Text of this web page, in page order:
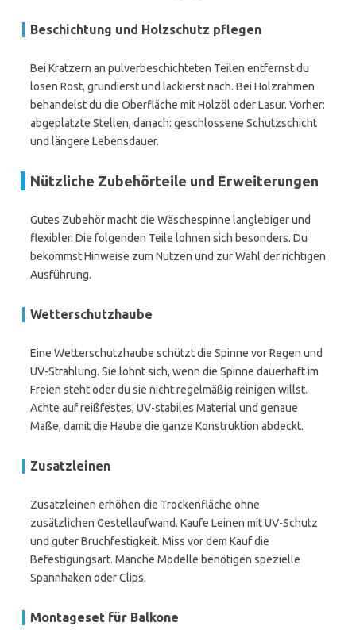
Beschichtung und Holzschutz pflegen
Bei Kratzern an pulverbeschichteten Teilen entfernst du
losen Rost, grundierst und lackierst nach. Bei Holzrahmen
behandelst du die Oberfläche mit Holzöl oder Lasur. Vorher:
abgeplatzte Stellen, danach: geschlossene Schutzschicht
und längere Lebensdauer.
Nützliche Zubehörteile und Erweiterungen
Gutes Zubehör macht die Wäschespinne langlebiger und
flexibler. Die folgenden Teile lohnen sich besonders. Du
bekommst Hinweise zum Nutzen und zur Wahl der richtigen
Ausführung.
Wetterschutzhaube
Eine Wetterschutzhaube schützt die Spinne vor Regen und
UV-Strahlung. Sie lohnt sich, wenn die Spinne dauerhaft im
Freien steht oder du sie nicht regelmäßig reinigen willst.
Achte auf reißfestes, UV-stabiles Material und genaue
Maße, damit die Haube die ganze Konstruktion abdeckt.
Zusatzleinen
Zusatzleinen erhöhen die Trockenfläche ohne
zusätzlichen Gestellaufwand. Kaufe Leinen mit UV-Schutz
und guter Bruchfestigkeit. Miss vor dem Kauf die
Befestigungsart. Manche Modelle benötigen spezielle
Spannhaken oder Clips.
Montageset für Balkone